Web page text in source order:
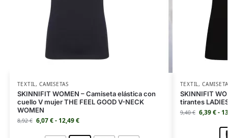
TEXTIL,CAMISETAS
SKINNIFIT WOMEN – Camiseta elástica con
cuello V mujer THE FEEL GOOD V-NECK
WOMEN
8,92€ 6,07€- 12,49€
TEXTIL,
SKINNIFIT
tirantes
9,40€ 6,39€-